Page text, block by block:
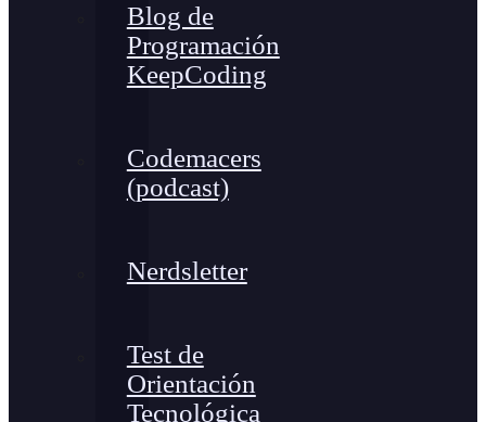
Blog de
Programación
KeepCoding
Codemacers
(podcast)
Nerdsletter
Test de
Orientación
Tecnológica